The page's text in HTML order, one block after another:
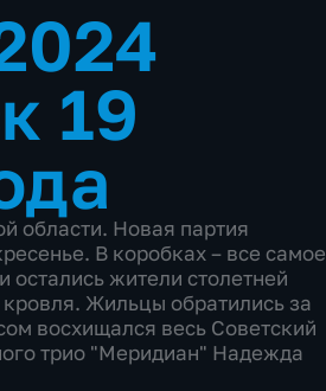
19
области. Новая партия
В коробках – все самое
жители столетней
Жильцы обратились за
восхищался весь Советский
трио "Меридиан" Надежда